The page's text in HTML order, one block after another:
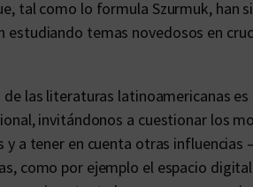
tal como lo formula Szurmuk, han
estudiando temas novedosos en
de las literaturas latinoamericanas
invitándonos a cuestionar los
y a tener en cuenta otras
como por ejemplo el espacio